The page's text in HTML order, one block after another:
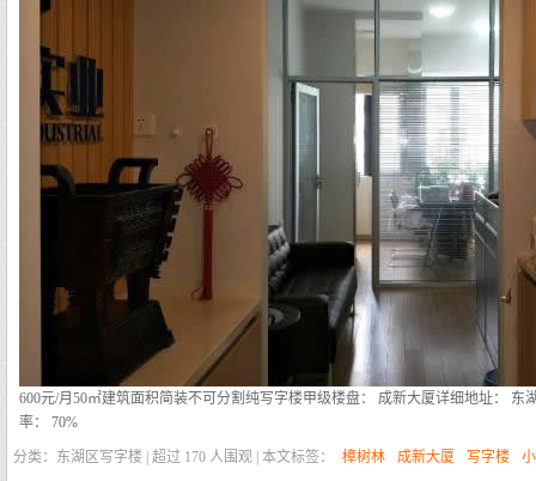
600元/月 50㎡建筑面积简装不可分割 纯写字楼甲级楼盘： 成新大厦详细地址： 东
率： 70%
分类：东湖区写字楼 | 超过 170 人围观 | 本文标签： 樟树林 成新大厦 写字楼